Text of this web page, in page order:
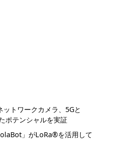
トワークカメラ、5Gと
ポテンシャルを実証
」がLoRa®を活用して